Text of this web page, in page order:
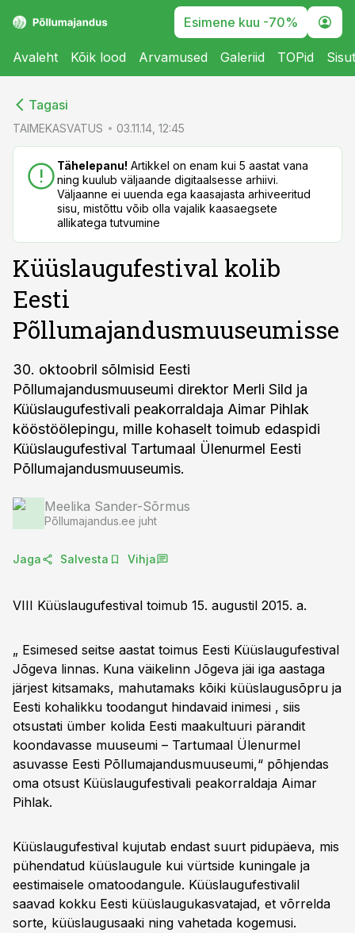
Esimene kuu -70%
Avaleht Kõik lood Arvamused Galeriid TOPid
Tagasi
TAIMEKASVATUS 03.11.14, 12:45
Tähelepanu! Artikkel on enam kui 5 aastat vana
ning kuulub väljaande digitaalsesse arhiivi.
Väljaanne ei uuenda ega kaasajasta arhiveeritud
sisu, mistõttu võib olla vajalik kaasaegsete
allikatega tutvumine
Küüslaugufestival kolib
Eesti
Põllumajandusmuuseumisse
30. oktoobril sõlmisid Eesti
Põllumajandusmuuseumi direktor Merli Sild ja
Küüslaugufestivali peakorraldaja Aimar Pihlak
kööstöölepingu, mille kohaselt toimub edaspidi
Küüslaugufestival Tartumaal Ülenurmel Eesti
Põllumajandusmuuseumis.
Meelika Sander-Sõrmus
Põllumajandus.ee juht
Jaga Salvesta Vihja
VIII Küüslaugufestival toimub 15. augustil 2015. a.
„ Esimesed seitse aastat toimus Eesti Küüslaugufestival
Jõgeva linnas. Kuna väikelinn Jõgeva jäi iga aastaga
järjest kitsamaks, mahutamaks kõiki küüslaugusõpru ja
Eesti kohalikku toodangut hindavaid inimesi , siis
otsustati ümber kolida Eesti maakultuuri pärandit
koondavasse muuseumi – Tartumaal Ülenurmel
asuvasse Eesti Põllumajandusmuuseumi,“ põhjendas
oma otsust Küüslaugufestivali peakorraldaja Aimar
Pihlak.
Küüslaugufestival kujutab endast suurt pidupäeva, mis
pühendatud küüslaugule kui vürtside kuningale ja
eestimaisele omatoodangule. Küüslaugufestivalil
saavad kokku Eesti küüslaugukasvatajad, et võrrelda
sorte, küüslaugusaaki ning vahetada kogemusi.